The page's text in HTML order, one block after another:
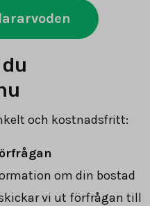
och kostnadsfritt:
om din bostad
vi ut förfrågan till